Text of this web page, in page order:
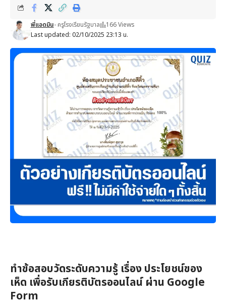
Last updated: 02/10/2025 23:13 น.
พี่แอดมิน- ครูโรงเรียนรัฐบาล 166 Views
ทำข้อสอบวัดระดับความรู้ เรื่อง ประโยชน์ของ
เห็ด เพื่อรับเกียรติบัตรออนไลน์ ผ่าน Google
Form